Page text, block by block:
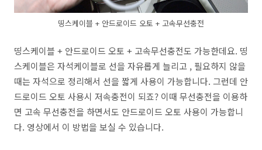
띵스케이블 + 안드로이드 오토 + 고속무선충전
띵스케이블 + 안드로이드 오토 + 고속무선충전도 가능한데요. 띵
스케이블은 자석케이블로 선을 자유롭게 늘리고 , 필요하지 않을
때는 자석으로 정리해서 선을 짧게 사용이 가능합니다. 그런데 안
드로이드 오토 사용시 저속충전이 되죠? 이때 무선충전을 이용하
면 고속 무선충전을 하면서도 안드로이드 오토 사용이 가능합니
다. 영상에서 이 방법을 보실 수 있습니다.